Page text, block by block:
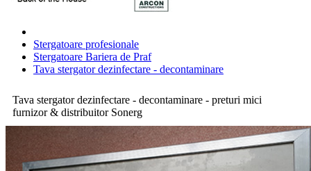
Stergatoare profesionale
Stergatoare Bariera de Praf
Tava stergator dezinfectare - decontaminare
Tava stergator dezinfectare - decontaminare - preturi mici
furnizor & distribuitor Sonerg